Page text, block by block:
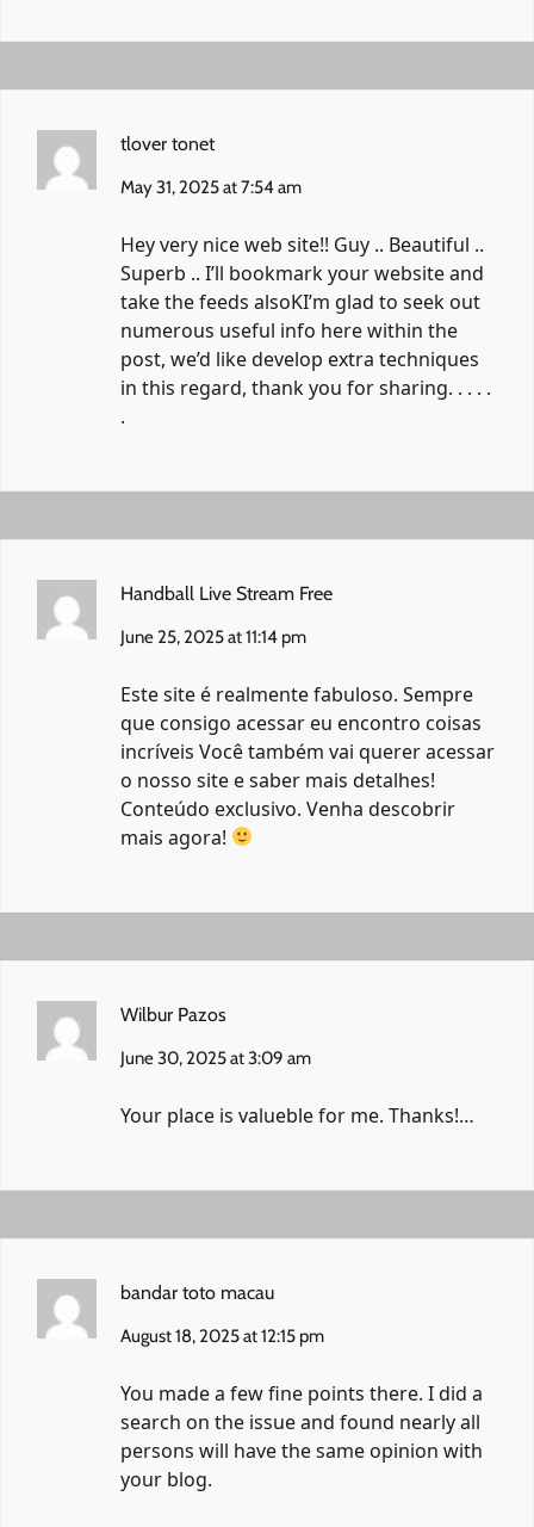
tlover tonet
May 31, 2025 at 7:54 am
Hey very nice web site!! Guy .. Beautiful ..
Superb .. I’ll bookmark your website and
take the feeds alsoKI’m glad to seek out
numerous useful info here within the
post, we’d like develop extra techniques
in this regard, thank you for sharing. . . . .
.
Handball Live Stream Free
June 25, 2025 at 11:14 pm
Este site é realmente fabuloso. Sempre
que consigo acessar eu encontro coisas
incríveis Você também vai querer acessar
o nosso site e saber mais detalhes!
Conteúdo exclusivo. Venha descobrir
mais agora!
Wilbur Pazos
June 30, 2025 at 3:09 am
Your place is valueble for me. Thanks!…
bandar toto macau
August 18, 2025 at 12:15 pm
You made a few fine points there. I did a
search on the issue and found nearly all
persons will have the same opinion with
your blog.